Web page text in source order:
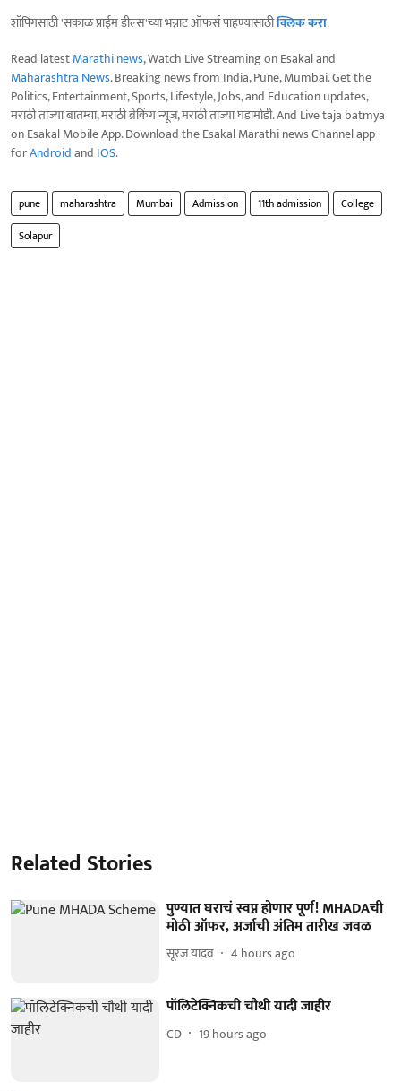
शॉपिंगसाठी 'सकाळ प्राईम डील्स'च्या भन्नाट ऑफर्स पाहण्यासाठीक्लिक करा.
Read latestMarathi news, Watch Live Streaming on Esakal and
Maharashtra News. Breaking news from India, Pune, Mumbai. Get the
Politics, Entertainment, Sports, Lifestyle, Jobs, and Education updates,
मराठी ताज्या बातम्या, मराठी ब्रेकिंग न्यूज, मराठी ताज्या घडामोडी. And Live taja batmya
on Esakal Mobile App. Download the Esakal Marathi news Channel app
forAndroidand IOS.
pune maharashtra Mumbai Admission 11th admission
College
Solapur
Related Stories
पुण्यात घराचं स्वप्न होणार पूर्ण! MHADAची
मोठी ऑफर, अर्जाची अंतिम तारीख जवळ
सूरज यादव 4 hours ago
पॉलिटेक्निकची चौथी यादी जाहीर
CD 19 hours ago